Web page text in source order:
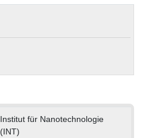
Institut für Nanotechnologie
(INT)